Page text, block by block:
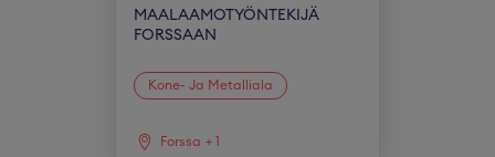
MAALAAMOTYÖNTEKIJÄ
FORSSAAN
Kone- Ja Metalliala
Forssa + 1